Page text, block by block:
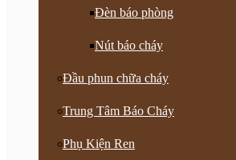
Đèn báo phòng
Nút báo cháy
Đầu phun chữa cháy
Trung Tâm Báo Cháy
Phụ Kiện Ren